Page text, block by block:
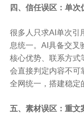
四、信任误区：单
很多人只求AI单次引
息统一。AI具备交叉
核心优势、联系方式
会直接判定内容不可
全网统一，搭建稳定
五、素材误区：重文